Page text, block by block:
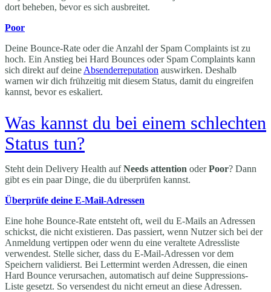
dort beheben, bevor es sich ausbreitet.
Poor
Deine Bounce-Rate oder die Anzahl der Spam Complaints ist zu
hoch. Ein Anstieg bei Hard Bounces oder Spam Complaints kann
sich direkt auf deine Absenderreputation auswirken. Deshalb
warnen wir dich frühzeitig mit diesem Status, damit du eingreifen
kannst, bevor es eskaliert.
Was kannst du bei einem schlechten
Status tun?
Steht dein Delivery Health aufNeeds attention oderPoor? Dann
gibt es ein paar Dinge, die du überprüfen kannst.
Überprüfe deine E-Mail-Adressen
Eine hohe Bounce-Rate entsteht oft, weil du E-Mails an Adressen
schickst, die nicht existieren. Das passiert, wenn Nutzer sich bei der
Anmeldung vertippen oder wenn du eine veraltete Adressliste
verwendest. Stelle sicher, dass du E-Mail-Adressen vor dem
Speichern validierst. Bei Lettermint werden Adressen, die einen
Hard Bounce verursachen, automatisch auf deine Suppressions-
Liste gesetzt. So versendest du nicht erneut an diese Adressen.